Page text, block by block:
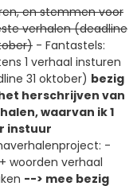
en stemmen voor
verhalen (deadline
- Fantastels:
1 verhaal insturen
31 oktober) bezig
herschrijven van
waarvan ik 1
instuur
-
woorden verhaal
--> mee bezig